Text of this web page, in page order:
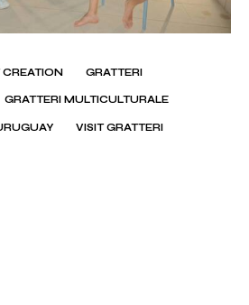
GRATTERI
GRATTERI MULTICULTURALE
VISIT GRATTERI